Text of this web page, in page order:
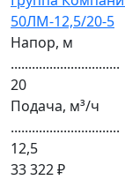
50ЛМ-12,5/20-5
Напор, м
...............................
20
Подача, м³/ч
...............................
12,5
33 322 ₽